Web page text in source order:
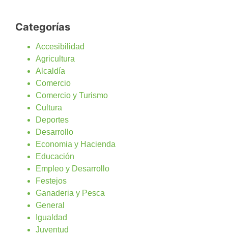
Categorías
Accesibilidad
Agricultura
Alcaldía
Comercio
Comercio y Turismo
Cultura
Deportes
Desarrollo
Economia y Hacienda
Educación
Empleo y Desarrollo
Festejos
Ganaderia y Pesca
General
Igualdad
Juventud